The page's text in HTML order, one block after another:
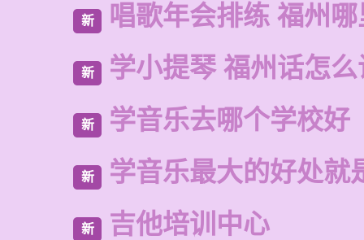
新 唱歌年会排练 福州
新 学小提琴 福州话怎
新 学音乐去哪个学校好
新 学音乐最大的好处就
新 吉他培训中心